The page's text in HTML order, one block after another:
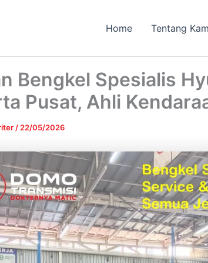
Home Tentang
Bengkel Spesialis
Pusat, Ahli
/ 22/05/2026